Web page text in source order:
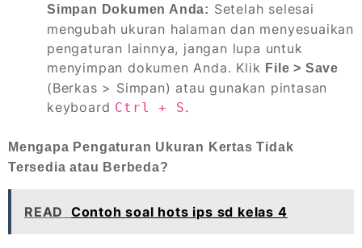
Simpan Dokumen Anda: Setelah selesai
mengubah ukuran halaman dan menyesuaikan
pengaturan lainnya, jangan lupa untuk
menyimpan dokumen Anda. Klik File > Save
(Berkas > Simpan) atau gunakan pintasan
keyboard Ctrl + S.
Mengapa Pengaturan Ukuran Kertas Tidak
Tersedia atau Berbeda?
READ Contoh soal hots ips sd kelas 4